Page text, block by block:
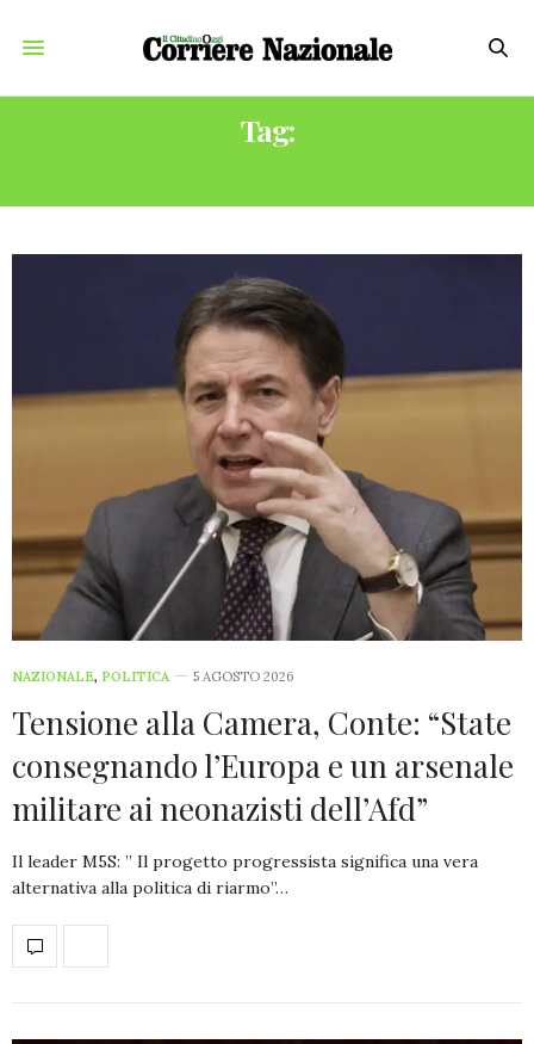
Tag:
NAZIONALE, POLITICA 5 AGOSTO 2026
Tensione alla Camera, Conte: “State
consegnando l’Europa e un arsenale
militare ai neonazisti dell’Afd”
Il leader M5S: ” Il progetto progressista significa una vera
alternativa alla politica di riarmo”…